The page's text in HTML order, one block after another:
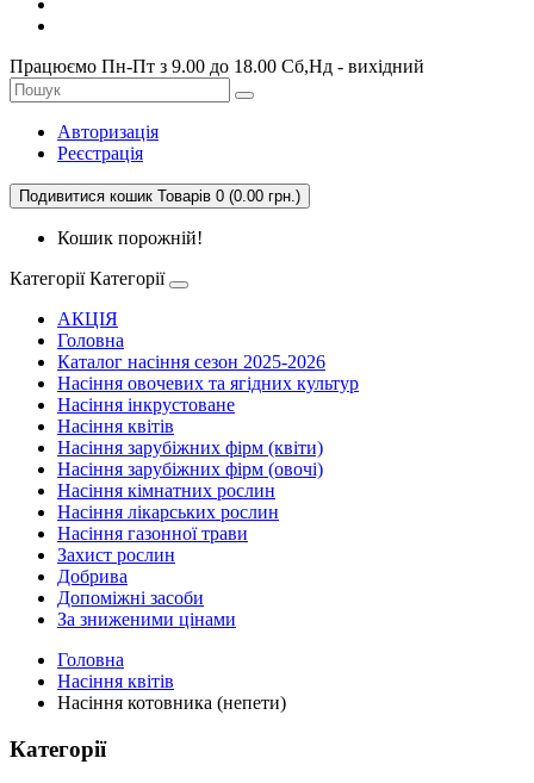
Працюємо Пн-Пт з 9.00 до 18.00 Сб,Нд - вихідний
Авторизація
Реєстрація
Подивитися кошик Товарів 0 (0.00 грн.)
Кошик порожній!
Категорії Категорії
АКЦІЯ
Головна
Каталог насіння сезон 2025-2026
Насіння овочевих та ягідних культур
Насіння інкрустоване
Насіння квітів
Насіння зарубіжних фірм (квіти)
Насіння зарубіжних фірм (овочі)
Насіння кімнатних рослин
Насіння лікарських рослин
Насіння газонної трави
Захист рослин
Добрива
Допоміжні засоби
За зниженими цінами
Головна
Насіння квітів
Насіння котовника (непети)
Категорії